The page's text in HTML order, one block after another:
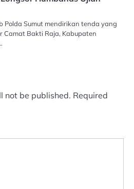
Polda Sumut mendirikan tenda yang
Camat Bakti Raja, Kabupaten
not be published. Required